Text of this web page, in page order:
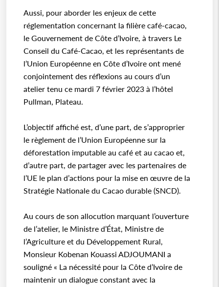
Aussi, pour aborder les enjeux de cette
réglementation concernant la filière café-cacao,
le Gouvernement de Côte d’Ivoire, à travers Le
Conseil du Café-Cacao, et les représentants de
l’Union Européenne en Côte d’Ivoire ont mené
conjointement des réflexions au cours d’un
atelier tenu ce mardi 7 février 2023 à l’hôtel
Pullman, Plateau.
L’objectif affiché est, d’une part, de s’approprier
le règlement de l’Union Européenne sur la
déforestation imputable au café et au cacao et,
d’autre part, de partager avec les partenaires de
l’UE le plan d’actions pour la mise en œuvre de la
Stratégie Nationale du Cacao durable (SNCD).
Au cours de son allocution marquant l’ouverture
de l’atelier, le Ministre d’État, Ministre de
l’Agriculture et du Développement Rural,
Monsieur Kobenan Kouassi ADJOUMANI a
souligné « La nécessité pour la Côte d’Ivoire de
maintenir un dialogue constant avec la